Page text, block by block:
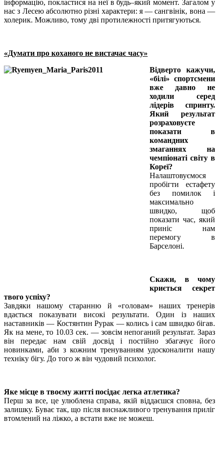
інформацію, покластися на неї в будь–який момент. Загалом у
нас з Лесею абсолютно різні характери: я — сангвінік, вона —
холерик. Можливо, тому дві протилежності притягуються.
«Думати про коханого не вистачає часу»
Відверто кажучи,
«білі» спортсмени
вже давно не
ходили серед
лідерів спринту.
Який результат
розраховуєте
показати в
командних
змаганнях на
чемпіонаті світу в
Кореї?
Налаштовуємося
пробігти естафету
без помилок і
максимально
швидко, щоб
показати час, який
приніс нам
перемогу в
Барселоні.
Скажи, в чому
криється секрет
твого успіху?
Завдяки нашому старанню й «головам» наших тренерів
вдається показувати високі результати. Один із наших
наставників — Костянтин Рурак — колись і сам швидко бігав.
Як на мене, то 10.03 сек. — зовсім непоганий результат. Зараз
він передає нам свій досвід і постійно збагачує його
новинками, аби з кожним тренуванням удосконалити нашу
техніку бігу. До того ж він чудовий психолог.
Яке місце в твоєму житті посідає легка атлетика?
Перш за все, це улюблена справа, якій віддаєшся сповна, без
залишку. Буває так, що після виснажливого тренування приліг
втомлений на ліжко, а встати вже не можеш.